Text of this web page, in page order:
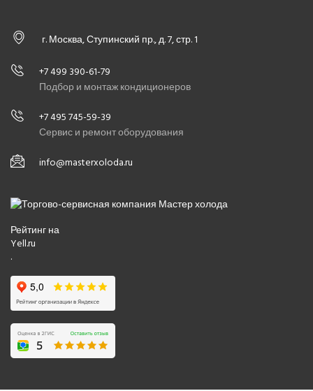
г. Москва, Ступинский пр., д. 7, стр. 1
+7 499 390-61-79
Подбор и монтаж кондиционеров
+7 495 745-59-39
Сервис и ремонт оборудования
info@masterxoloda.ru
Рейтинг на
Yell.ru
.